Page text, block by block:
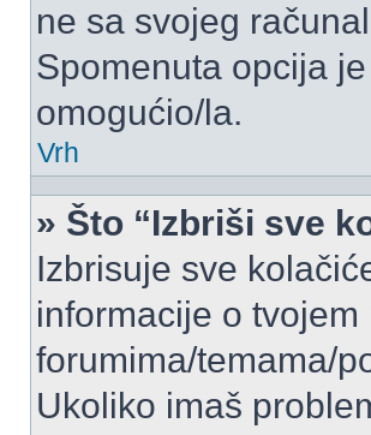
ne sa svojeg
Spomenuta opcija
omogućio/la.
Vrh
» Što “Izbriši sve
Izbrisuje sve
informacije o
forumima/temama/
Ukoliko imaš